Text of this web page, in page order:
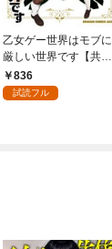
乙女ゲー世界はモブに
厳しい世界です【共和
国編】 ０１
836
試読フル